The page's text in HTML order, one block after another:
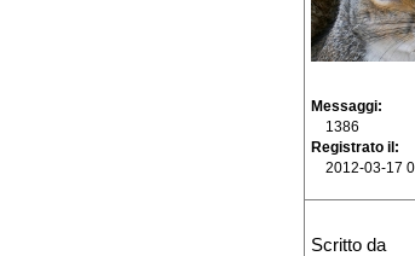
Messaggi
1386
Registrato il
2012-03-17
Scritto da